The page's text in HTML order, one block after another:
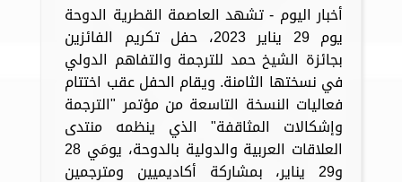
أخبار اليوم - تشهد العاصمة القطرية الدوحة
يوم 29 يناير 2023، حفل تكريم الفائزين
بجائزة الشيخ حمد للترجمة والتفاهم الدولي
في نسختها الثامنة. ويقام الحفل عقب اختتام
فعاليات النسخة التاسعة من مؤتمر "الترجمة
وإشكالات المثاقفة" الذي ينظمه منتدى
العلاقات العربية والدولية بالدوحة، يومَي 28
و29 يناير، بمشاركة أكاديميين ومترجمين